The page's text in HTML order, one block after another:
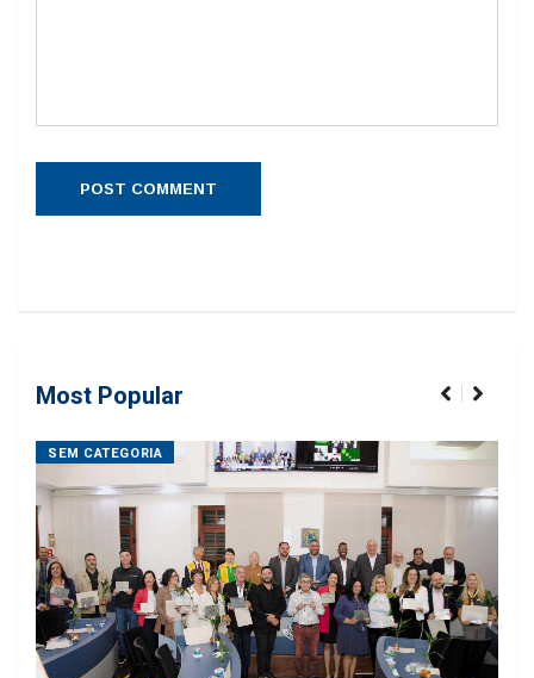
Most Popular
SEM CATEGORIA